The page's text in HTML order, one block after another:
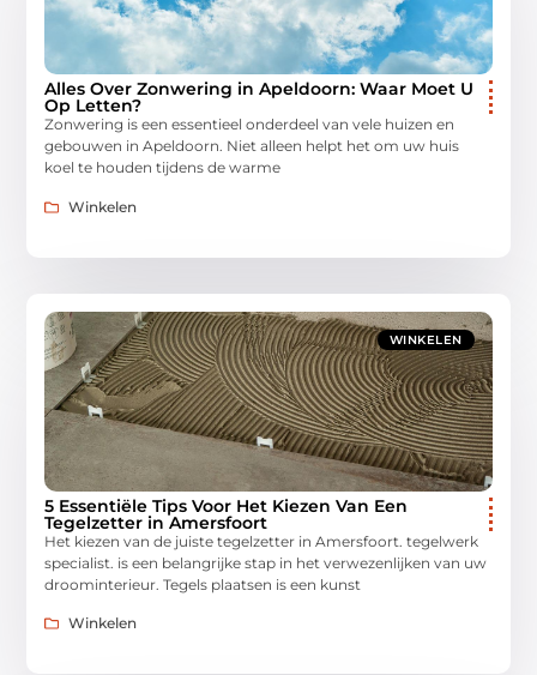
Alles Over Zonwering in Apeldoorn: Waar Moet U
Op Letten?
Zonwering is een essentieel onderdeel van vele huizen en
gebouwen in Apeldoorn. Niet alleen helpt het om uw huis
koel te houden tijdens de warme
Winkelen
WINKELEN
5 Essentiële Tips Voor Het Kiezen Van Een
Tegelzetter in Amersfoort
Het kiezen van de juiste tegelzetter in Amersfoort. tegelwerk
specialist. is een belangrijke stap in het verwezenlijken van uw
droominterieur. Tegels plaatsen is een kunst
Winkelen